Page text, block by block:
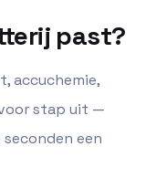
past?
accuchemie,
stap uit —
een